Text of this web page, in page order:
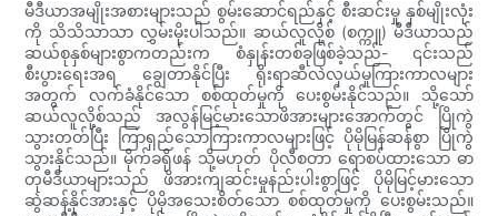
မီဒီယာအမျိုးအစားများသည် စွမ်းဆောင်ရည်နှင့် စီးဆင်းမှု နှစ်မျိုးလုံး
ကို သိသိသာသာ လွှမ်းမိုးပါသည်။ ဆယ်လူလို့စ် (စက္ကူ) မီဒီယာသည်
ဆယ်စုနှစ်များစွာကတည်းက စံနှုန်းတစ်ခုဖြစ်ခဲ့သည်- ၎င်းသည်
စီးပွားရေးအရ ချွေတာနိုင်ပြီး ရိုးရာဆီလဲလှယ်မှုကြားကာလများ
အတွက် လက်ခံနိုင်သော စစ်ထုတ်မှုကို ပေးစွမ်းနိုင်သည်။ သို့သော်
ဆယ်လူလို့စ်သည် အလွန်မြင့်မားသောဖိအားများအောက်တွင် ပြိုကွဲ
သွားတတ်ပြီး ကြာရှည်သောကြားကာလများဖြင့် ပိုမိုမြန်ဆန်စွာ ပြိုကွဲ
သွားနိုင်သည်။ မိုက်ခရိုဖန် သို့မဟုတ် ပိုလီစတာ ရောစပ်ထားသော ဓာ
တုမီဒီယာများသည် ဖိအားကျဆင်းမှုနည်းပါးစွာဖြင့် ပိုမိုမြင့်မားသော
ဆွဲဆန့်နိုင်အားနှင့် ပိုမိုအသေးစိတ်သော စစ်ထုတ်မှုကို ပေးစွမ်းသည်။